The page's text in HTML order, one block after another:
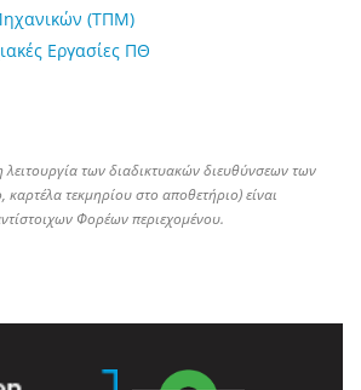
(ΤΠΜ)
Εργασίες ΠΘ
λειτουργία των διαδικτυακών διευθύνσεων των
τεκμηρίου στο αποθετήριο) είναι
Φορέων περιεχομένου.